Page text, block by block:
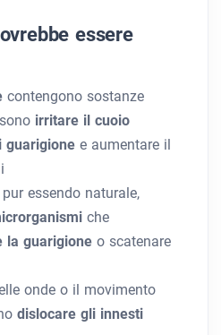
essere
contengono sostanze
irritare il cuoio
guarigione e aumentare il
pur essendo naturale,
che
la guarigione o scatenare
onde o il movimento
dislocare gli innesti